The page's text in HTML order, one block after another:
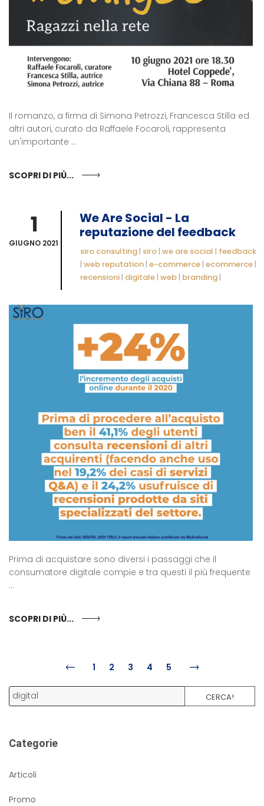
Il romanzo, a firma di Simona Petrozzi, Francesca Stilla ed
altri autori, curato da Raffaele Focaroli, rappresenta
un'importante ...
SCOPRI DI PIÙ...
1
GIUGNO 2021
We Are Social - La
reputazione del feedback
siro consulting | siro | we are social | feedback
| web reputation | e-commerce | ecommerce |
recensioni | digitale | web | branding |
Prima di acquistare sono diversi i passaggi che il
consumatore digitale compie e tra questi il più frequente
...
SCOPRI DI PIÙ...
1 2 3 4 5
CERCA!
Categorie
Articoli
Promo